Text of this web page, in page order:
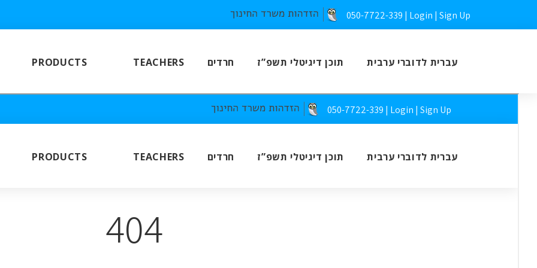
050-7722-339 | Login | Sign Up
PRODUCTS TEACHERS חרדים תוכן דיגיטלי תשפ”ז עברית לדוברי ערבית